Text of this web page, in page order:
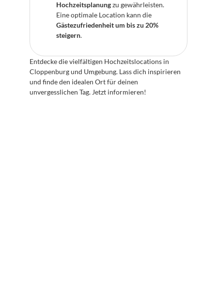
Hochzeitsplanung zu gewährleisten.
Gästezufriedenheit um bis zu 20%
steigern.
Entdecke die vielfältigen Hochzeitslocations in
Cloppenburg und Umgebung. Lass dich inspirieren
und finde den idealen Ort für deinen
unvergesslichen Tag. Jetzt informieren!